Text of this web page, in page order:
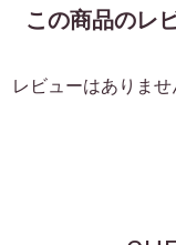
お買い
この商品のレ
レビューはありませ